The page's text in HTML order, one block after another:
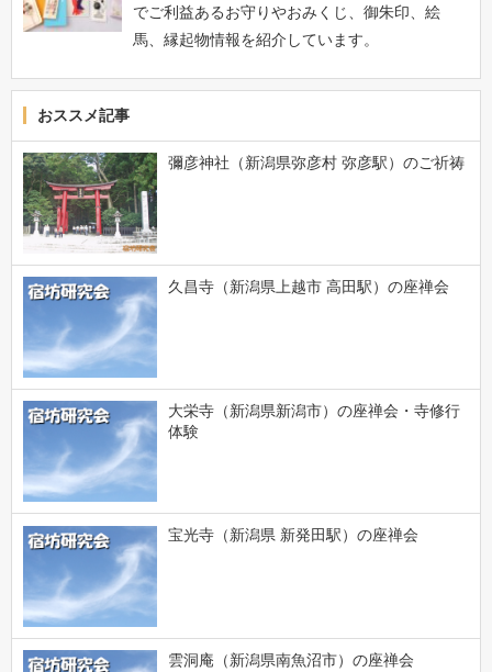
でご利益あるお守りやおみくじ、御朱印、絵
馬、縁起物情報を紹介しています。
おススメ記事
彌彦神社（新潟県弥彦村 弥彦駅）のご祈祷
久昌寺（新潟県上越市 高田駅）の座禅会
大栄寺（新潟県新潟市）の座禅会・寺修行
体験
宝光寺（新潟県 新発田駅）の座禅会
雲洞庵（新潟県南魚沼市）の座禅会